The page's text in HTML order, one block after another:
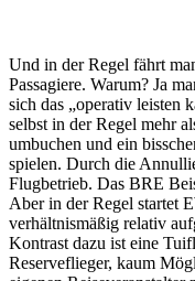
Und in der Regel fährt
Passagiere. Warum? Ja
sich das „operativ leisten
selbst in der Regel mehr
umbuchen und ein
spielen. Durch die
Flugbetrieb. Das BRE
Aber in der Regel startet
verhältnismäßig relativ
Kontrast dazu ist eine
Reserveflieger, kaum